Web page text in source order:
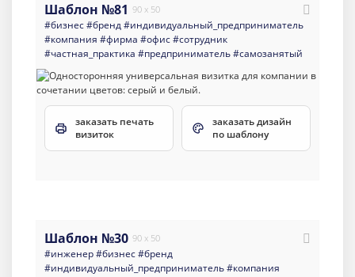
Шаблон №81 90 x 50
#бизнес#бренд#индивидуальный_предприниматель
#компания #фирма #офис#сотрудник
#частная_практика #предприниматель#самозанятый
заказать печать
визиток
заказать дизайн
по шаблону
Шаблон №30 90 x 50
#инженер#бизнес#бренд
#индивидуальный_предприниматель#компания